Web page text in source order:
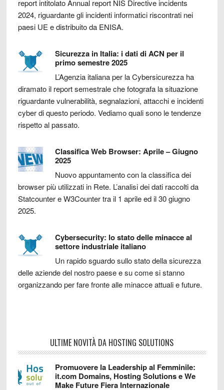
report intitolato Annual report NIS Directive incidents
2024, riguardante gli incidenti informatici riscontrati nei
paesi UE e distribuito da ENISA.
Sicurezza in Italia: i dati di ACN per il
primo semestre 2025
L’Agenzia italiana per la Cybersicurezza ha
diramato il report semestrale che fotografa la situazione
riguardante vulnerabilità, segnalazioni, attacchi e incidenti
cyber di questo periodo. Vediamo quali sono le tendenze
rispetto al passato.
Classifica Web Browser: Aprile – Giugno
2025
Nuovo appuntamento con la classifica dei
browser più utilizzati in Rete. L’analisi dei dati raccolti da
Statcounter e W3Counter tra il 1 aprile ed il 30 giugno
2025.
Cybersecurity: lo stato delle minacce al
settore industriale italiano
Un rapido sguardo sullo stato della sicurezza
delle aziende del nostro paese e su come si stanno
organizzando per fare fronte alle minacce attuali e future.
ULTIME NOVITÀ DA HOSTING SOLUTIONS
Promuovere la Leadership al Femminile:
it.com Domains, Hosting Solutions e We
Make Future Fiera Internazionale